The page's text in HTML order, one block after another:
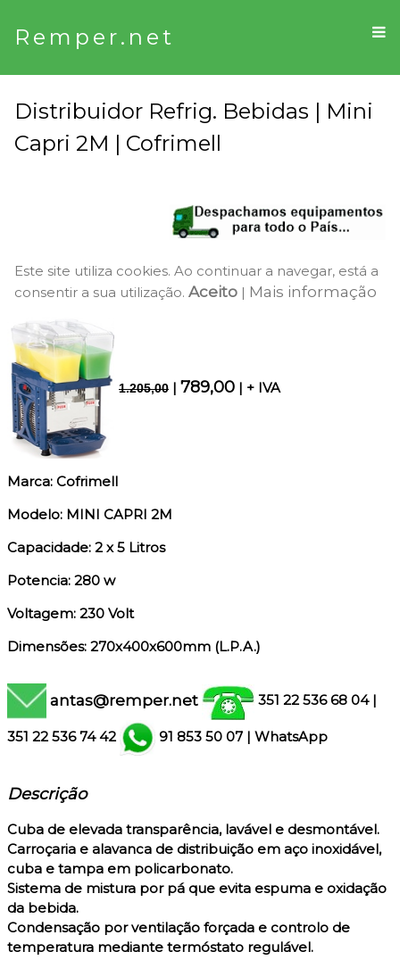
Remper.net
Distribuidor Refrig. Bebidas | Mini
Capri 2M | Cofrimell
Este site utiliza cookies. Ao continuar a navegar, está a
consentir a sua utilização. Aceito | Mais informação
1.205,00 | 789,00 | + IVA
Marca: Cofrimell
Modelo: MINI CAPRI 2M
Capacidade: 2 x 5 Litros
Potencia: 280 w
Voltagem: 230 Volt
Dimensões: 270x400x600mm (L.P.A.)
antas@remper.net 351 22 536 68 04 |
351 22 536 74 42 91 853 50 07 | WhatsApp
Descrição
Cuba de elevada transparência, lavável e desmontável.
Carroçaria e alavanca de distribuição em aço inoxidável,
cuba e tampa em policarbonato.
Sistema de mistura por pá que evita espuma e oxidação
da bebida.
Condensação por ventilação forçada e controlo de
temperatura mediante termóstato regulável.